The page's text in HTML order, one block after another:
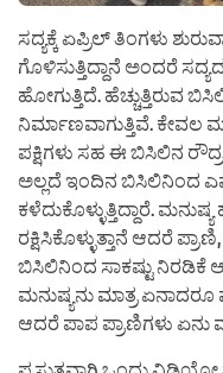
ಸದ್ಯಕ್ಕೆ ಏಪ್ರಿಲ್ ತಿಂಗಳು
ಗೊಳಿಸುತ್ತಿದ್ದಾನೆ ಅಂದರೆ
ಹೋಗುತ್ತಿದೆ. ಹೆಚ್ಚುತ್ತಿರುವ
ನಿರ್ಮಾಣವಾಗುತ್ತಿವೆ. ಕೇವಲ
ಪಕ್ಷಿಗಳು ಸಹ ಈ ಬಿಸಿಲಿನ
ಅಲ್ಲದೆ ಇಂದಿನ ಬಿಸಿಲಿನಿಂದ
ಕಳೆದುಕೊಳ್ಳುತ್ತಿದ್ದಾರೆ.
ರಕ್ಷಿಸಿಕೊಳ್ಳುತ್ತಾನೆ ಆದರೆ
ಬಿಸಿಲಿನಿಂದ ಸಾಕಷ್ಟು ನಿರಡಿಕೆ
ಮನುಷ್ಯನು ಮಾತ್ರ ಏನಾದರೂ
ಆದರೆ ಪಾಪ ಪ್ರಾಣಿಗಳು ಏನು